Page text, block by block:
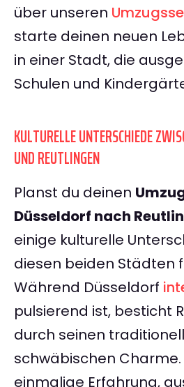
über unseren
starte deinen neuen
in einer Stadt, die
Schulen und
KULTURELLE UNTERSCHIEDE
UND REUTLINGEN
Planst du deinen
Düsseldorf nach
einige kulturelle
diesen beiden Städten
Während Düsseldorf
pulsierend ist, besticht
durch seinen
schwäbischen Charme.
einmalige Erfahrung,